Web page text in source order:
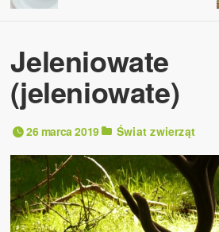
Jeleniowate
(jeleniowate)
26 marca 2019 Świat zwierząt